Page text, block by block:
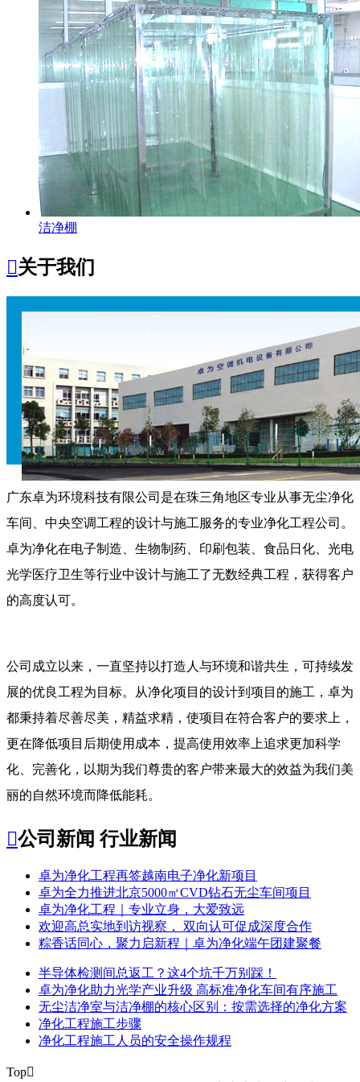
洁净棚
关于我们
广东卓为环境科技有限公司是在珠三角地区专业从事无尘净化
车间、中央空调工程的设计与施工服务的专业净化工程公司。
卓为净化在电子制造、生物制药、印刷包装、食品日化、光电
光学医疗卫生等行业中设计与施工了无数经典工程，获得客户
的高度认可。
公司成立以来，一直坚持以打造人与环境和谐共生，可持续发
展的优良工程为目标。从净化项目的设计到项目的施工，卓为
都秉持着尽善尽美，精益求精，使项目在符合客户的要求上，
更在降低项目后期使用成本，提高使用效率上追求更加科学
化、完善化，以期为我们尊贵的客户带来最大的效益为我们美
丽的自然环境而降低能耗。
公司新闻 行业新闻
​卓为净化工程再签越南电子净化新项目
卓为全力推进北京5000㎡CVD钻石无尘车间项目
卓为净化工程｜专业立身，大爱致远
欢迎高总实地到访视察， 双向认可促成深度合作
粽香话同心，聚力启新程｜卓为净化端午团建聚餐
半导体检测间总返工？这4个坑千万别踩！
卓为净化助力光学产业升级 高标准净化车间有序施工
无尘洁净室与洁净棚的核心区别：按需选择的净化方案
净化工程施工步骤
净化工程施工人员的安全操作规程
Top